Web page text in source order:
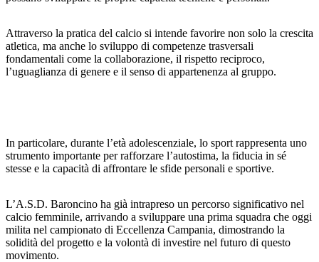
Attraverso la pratica del calcio si intende favorire non solo la crescita
atletica, ma anche lo sviluppo di competenze trasversali
fondamentali come la collaborazione, il rispetto reciproco,
l’uguaglianza di genere e il senso di appartenenza al gruppo.
In particolare, durante l’età adolescenziale, lo sport rappresenta uno
strumento importante per rafforzare l’autostima, la fiducia in sé
stesse e la capacità di affrontare le sfide personali e sportive.
L’A.S.D. Baroncino ha già intrapreso un percorso significativo nel
calcio femminile, arrivando a sviluppare una prima squadra che oggi
milita nel campionato di Eccellenza Campania, dimostrando la
solidità del progetto e la volontà di investire nel futuro di questo
movimento.